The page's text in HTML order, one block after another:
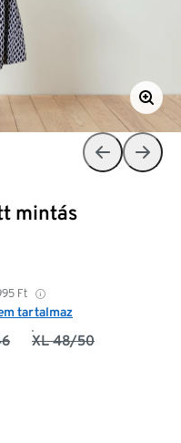
mintás
Ft
tartalmaz
XL 48/50